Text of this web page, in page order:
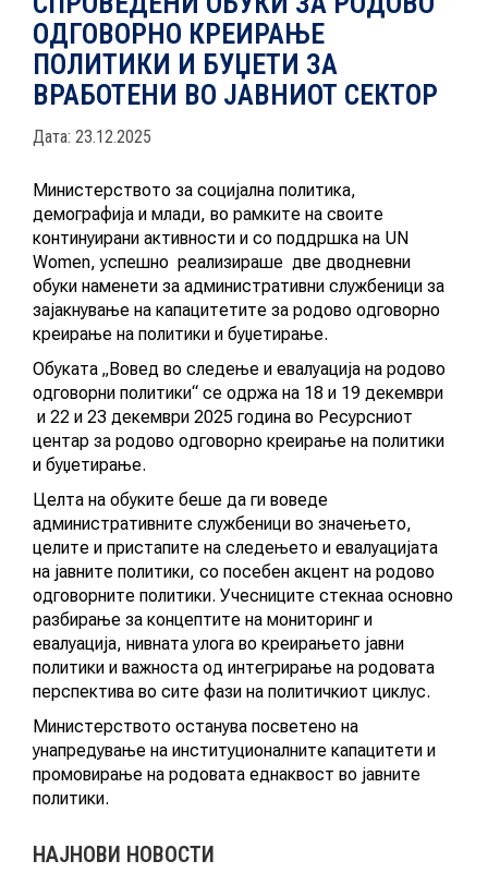
УСЛУГИ
КАТАЛОГ НА УСЛУГИ
АКТУЕЛНИ ПОВИЦИ
АРХИВА
ИНИЦИЈАТИВИ
ПОСТАПКА
ПОДНЕСИ ИНИЦИЈАТИВА
ПОДДРЖИ ИНИЦИЈАТИВА
МУЛТИМЕДИЈА
ГАЛЕРИЈА
ВИДЕО
КОНТАКТ
Настан
ОДГОВОРНО КРЕИРАЊЕ
ПОЛИТИКИ И БУЏЕТИ ЗА
ВРАБОТЕНИ ВО ЈАВНИОТ СЕКТОР
Дата: 23.12.2025
Министерството за социјална политика,
демографија и млади, во рамките на своите
континуирани активности и со поддршка на UN
Women, успешно реализираше две дводневни
обуки наменети за административни службеници за
зајакнување на капацитетите за родово одговорно
креирање на политики и буџетирање.
Обуката „Вовед во следење и евалуација на родово
одговорни политики“ се одржа на 18 и 19 декември
и 22 и 23 декември 2025 година во Ресурсниот
центар за родово одговорно креирање на политики
и буџетирање.
Целта на обуките беше да ги воведе
административните службеници во значењето,
целите и пристапите на следењето и евалуацијата
на јавните политики, со посебен акцент на родово
одговорните политики. Учесниците стекнаа основно
разбирање за концептите на мониторинг и
евалуација, нивната улога во креирањето јавни
политики и важноста од интегрирање на родовата
перспектива во сите фази на политичкиот циклус.
Министерството останува посветено на
унапредување на институционалните капацитети и
промовирање на родовата еднаквост во јавните
политики.
НАЈНОВИ НОВОСТИ